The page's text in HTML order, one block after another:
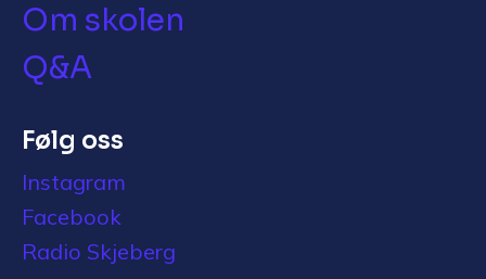
Om skolen
Q&A
Følg oss
Instagram
Facebook
Radio Skjeberg